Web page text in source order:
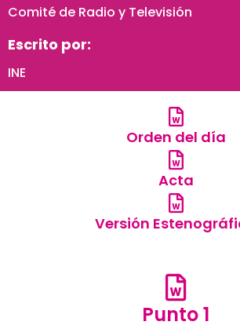
Comité de Radio y Televisión
Escrito por:
INE
Orden del día
Acta
Versión
Punto 1